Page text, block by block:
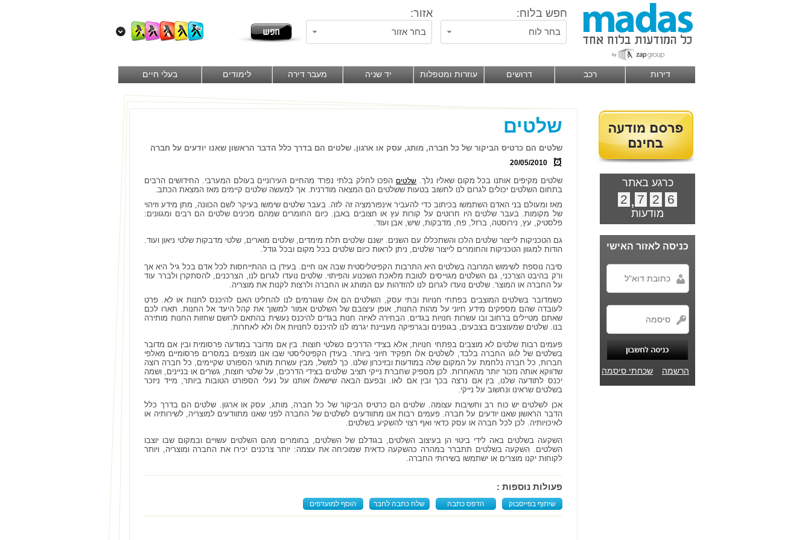
חפש בלוח: אזור:
בחר לוח בחר אזור
דירות רכב דרושים עוזרות ומטפלות יד שניה מעבר דירה לימודים בעלי חיים
כרגע באתר
6
2
7
,
2
מודעות
כניסה לאזור האישי
הרשמה שכחתי סיסמה
שלטים
שלטים הם כרטיס הביקור של כל חברה, מותג, עסק או ארגון. שלטים הם בדרך כלל הדבר הראשון שאנו יודעים על חברה
20/05/2010
שלטים מקיפים אותנו בכל מקום שאליו נלך. שלטים הפכו לחלק בלתי נפרד מהחיים העירוניים בעולם המערבי. החידושים הרבים
בתחום השלטים יכולים לגרום לנו לחשוב בטעות ששלטים הם המצאה מודרנית. אך למעשה שלטים קיימים מאז המצאת הכתב.
מאז ומעולם בני האדם השתמשו בכיתוב כדי להעביר אינפורמציה זה לזה. בעבר שלטים שימשו בעיקר לשם הכוונה, מתן מידע וזיהוי
של מקומות. בעבר שלטים היו חרוטים על קורות עץ או חצובים באבן. כיום החומרים שמהם מכינים שלטים הם רבים ומגוונים:
פלסטיק, עץ, נירוסטה, ברזל, פח, מדבקות, שיש, אבן ועוד.
גם הטכניקות לייצור שלטים הלכו והשתכללו עם השנים. ישנם שלטים תלת מימדים, שלטים מוארים, שלטי מדבקות שלטי ניאון ועוד.
הודות למגוון הטכניקות והחומרים לייצור שלטים, ניתן לראות כיום שלטים בכל מקום ובכל גודל.
סיבה נוספת לשימוש המרובה בשלטים היא התרבות הקפיטליסטית שבה אנו חיים. בעידן בו ההתייחסות לכל אדם בכל גיל היא אך
ורק בהיבט הצרכני, גם השלטים מגוייסים לטובת מלאכת השכנוע והפיתוי. שלטים נועדו לגרום לנו, הצרכנים, להסתקרן ולברר עוד
על החברה או המוצר. שלטים נועדו לגרום לנו להזדהות עם המותג או החברה ולרצות לקנות את מוצריה.
כשמדובר בשלטים המוצבים בפתחי חנויות ובתי עסק, השלטים הם אלו שגורמים לנו להחליט האם להיכנס לחנות או לא. פרט
לעובדה שהם מספקים מידע חיוני על מהות החנות, אופן עיצובם של השלטים אמור למשוך את קהל היעד אל החנות. תארו לכם
שאתם מטיילים ברחוב ובו עשרות חנויות בגדים. הבחירה לאיזה חנות בגדים להיכנס נעשית בהתאם לרושם שחזות החנות מותירה
בנו. שלטים שמעוצבים בצבעים, בגופנים ובגרפיקה מעניינת יגרמו לנו להיכנס לחנויות אלו ולא לאחרות.
פעמים רבות שלטים לא מוצבים בפתחי חנויות, אלא בצידי הדרכים כשלטי חוצות. בין אם מדובר במודעה פרסומית ובין אם מדובר
בשלטים של לוגו החברה בלבד, לשלטים אלו תפקיד חיוני ביותר. בעידן הקפיטליסטי שבו אנו מוצפים במסרים פרסומיים מאלפי
חברות, כל חברה נלחמת על המקום שלה במודעות ובזיכרון שלנו. כך למשל, מבין עשרות מותגי הספורט שקיימים, כל חברה רוצה
שדווקא אותה נזכור יותר מהאחרות. לכן מספיק שחברת נייקי תציב שלטים בצידי הדרכים, על שלטי חוצות, גשרים או בניינים, ושמה
יכנס לתודעה שלנו, בין אם נרצה בכך ובין אם לאו. ובפעם הבאה שישאלו אותנו על נעלי הספורט הטובות ביותר, מייד ניזכר
בשלטים שראינו ונחשוב על נייקי.
אכן לשלטים יש כוח רב וחשיבות עצומה. שלטים הם כרטיס הביקור של כל חברה, מותג, עסק או ארגון. שלטים הם בדרך כלל
הדבר הראשון שאנו יודעים על חברה. פעמים רבות אנו מתוודעים לשלטים של החברה לפני שאנו מתוודעים למוצריה, לשירותיה או
לאיכויותיה. לכן לכל חברה או עסק כדאי ואף רצוי להשקיע בשלטים.
השקעה בשלטים באה לידי ביטוי הן בעיצוב השלטים, בגודלם של השלטים, בחומרים מהם השלטים עשויים ובמקום שבו יוצבו
השלטים. השקעה בשלטים תתברר במהרה כהשקעה כדאית שמוכיחה את עצמה: יותר צרכנים יכירו את החברה ומוצריה, ויותר
לקוחות יקנו מוצרים או ישתמשו בשירותי החברה.
פעולות נוספות :
שיתוף בפייסבוק הדפס כתבה שלח כתבה לחבר הוסף למועדפים